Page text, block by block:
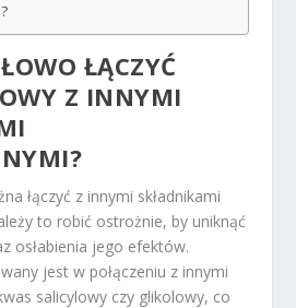
ŁĄCZYĆ
Z INNYMI
łączyć z innymi składnikami
to robić ostrożnie, by uniknąć
osłabienia jego efektów.
jest w połączeniu z innymi
salicylowy czy glikolowy, co